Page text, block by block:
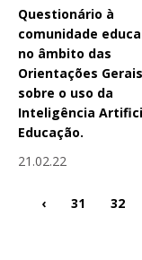
Questionário à
comunidade
no âmbito das
Orientações Gerais
sobre o uso da
Inteligência
Educação.
21.02.22
‹ 31 32